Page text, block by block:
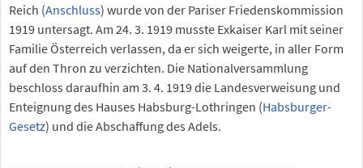
Reich (Anschluss) wurde von der Pariser Friedenskommission
1919 untersagt. Am 24. 3. 1919 musste Exkaiser Karl mit seiner
Familie Österreich verlassen, da er sich weigerte, in aller Form
auf den Thron zu verzichten. Die Nationalversammlung
beschloss daraufhin am 3. 4. 1919 die Landesverweisung und
Enteignung des Hauses Habsburg-Lothringen (Habsburger-
Gesetz) und die Abschaffung des Adels.